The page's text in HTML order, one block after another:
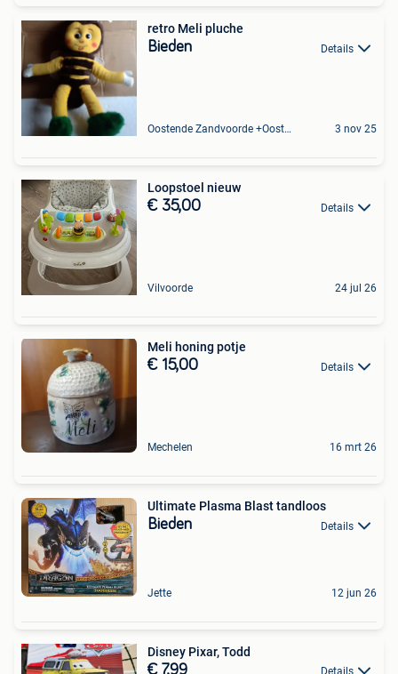
retro Meli pluche
Bieden Details
Oostende Zandvoorde +Oostende 3 nov 25
Loopstoel nieuw
€ 35,00 Details
Vilvoorde 24 jul 26
Meli honing potje
€ 15,00 Details
Mechelen 16 mrt 26
Ultimate Plasma Blast tandloos
Bieden Details
Jette 12 jun 26
Disney Pixar, Todd
€ 7,99 Details